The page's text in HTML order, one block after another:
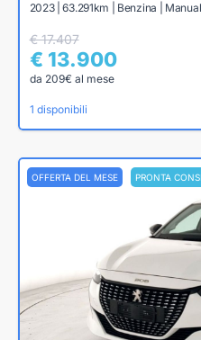
2023 | 63.291km | Benzina |
€ 17.407
€ 13.900
da 209€ al mese
1 disponibili
OFFERTA DEL MESE PRONTA